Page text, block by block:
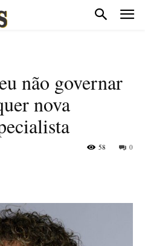
não governar
nova
0
58